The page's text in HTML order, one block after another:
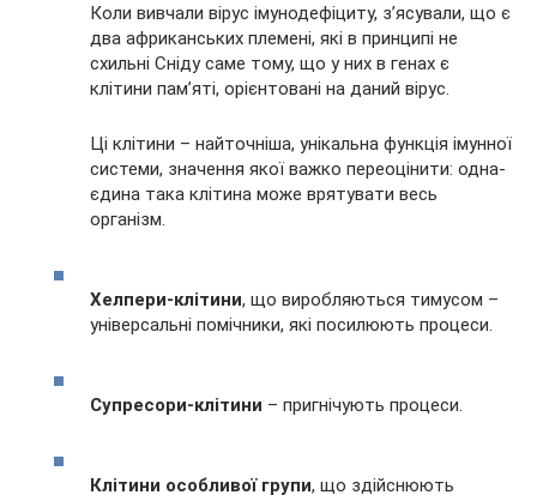
Коли вивчали вірус імунодефіциту, з’ясували, що є
два африканських племені, які в принципі не
схильні Сніду саме тому, що у них в генах є
клітини пам’яті, орієнтовані на даний вірус.
Ці клітини – найточніша, унікальна функція імунної
системи, значення якої важко переоцінити: одна-
єдина така клітина може врятувати весь
організм.
Хелпери-клітини, що виробляються тимусом –
універсальні помічники, які посилюють процеси.
Супресори-клітини – пригнічують процеси.
Клітини особливої групи, що здійснюють